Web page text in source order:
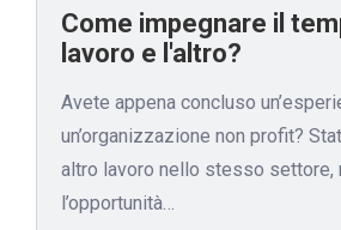
Come impegnare il
lavoro e l'altro?
Avete appena concluso
un’organizzazione non profit?
altro lavoro nello stesso settore,
l’opportunità…